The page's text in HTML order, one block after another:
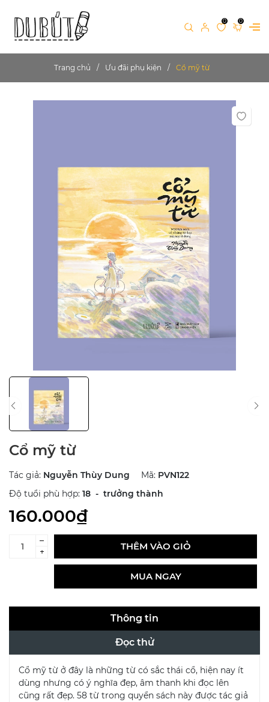
0 0
Trang chủ Ưu đãi phụ kiện Cổ mỹ từ
Cổ mỹ từ
Tác giả: Nguyễn Thùy Dung Mã: PVN122
Độ tuổi phù hợp: 18 - trưởng thành
160.000₫
–
+
THÊM VÀO GIỎ
MUA NGAY
Thông tin
Đọc thử
Cổ mỹ từ ở đây là những từ có sắc thái cổ, hiện nay ít
dùng nhưng có ý nghĩa đẹp, âm thanh khi đọc lên
cũng rất đẹp. 58 từ trong quyển sách này được tác giả